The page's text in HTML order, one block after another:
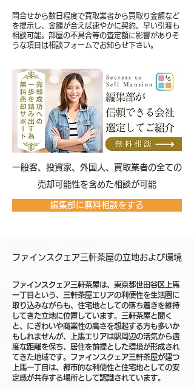
問合せから数日程度で買取業者から買取り金額など
を提示し、金額が合えば速やかに契約。早い引渡も
相談可能。部屋の不具合等の査定額に影響がありそ
うな項目は相談フォームでお知らせ下さい。
​一般客、投資家、外国人、買取業者の全ての
売却可能性を含めた相談が可能
編集部に無料相談をする
ファインスクェア三軒茶屋の立地および環境
ファインスクェア三軒茶屋は、東京都世田谷区上馬
一丁目という、三軒茶屋エリアの利便性を生活圏に
取り込みながらも、住宅地としての落ち着きを維持
してきた立地に位置しています。三軒茶屋と聞く
と、にぎわいや商業性の高さを想起する方も多いか
もしれませんが、上馬エリアは駅周辺の活気から適
度な距離を保ち、居住を前提とした環境が形成され
てきた地域です。ファインスクェア三軒茶屋が建つ
上馬一丁目は、都市的な利便性と住宅地としての安
定感が共存する場所として認識されています。